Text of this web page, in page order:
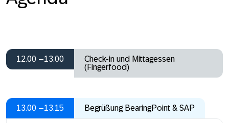
12.00 –13.00
Check-in und Mittagessen
(Fingerfood)
13.00 –13.15 Begrüßung BearingPoint & SAP